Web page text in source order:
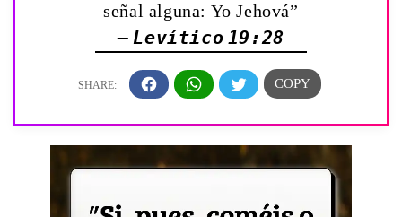
señal alguna: Yo Jehová”
— Levítico 19:28